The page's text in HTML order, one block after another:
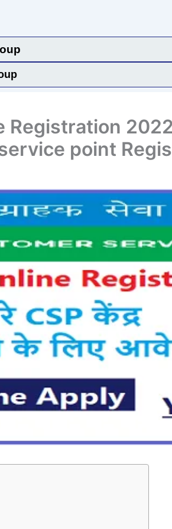
Registration
point